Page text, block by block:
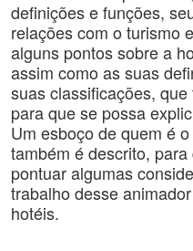
definições e funções,
relações com o turismo
alguns pontos sobre a
assim como as suas
suas classificações,
para que se possa
Um esboço de quem é
também é descrito,
pontuar algumas
trabalho desse
hotéis.